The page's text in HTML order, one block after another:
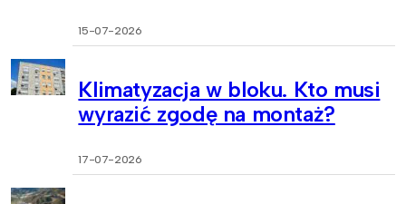
15-07-2026
Klimatyzacja w bloku. Kto musi
wyrazić zgodę na montaż?
17-07-2026